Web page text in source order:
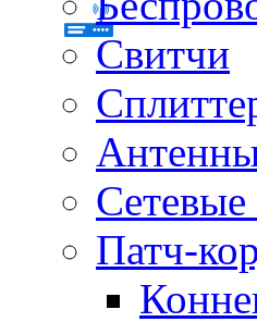
Свитчи
Сетевые
Патч-